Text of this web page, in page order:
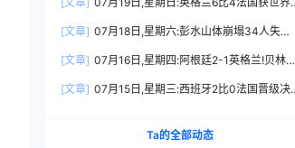
被查?
[文章] 07月18日,星期六:彭水山体崩塌34人失联!
大会开幕
[文章] 07月16日,星期四:阿根廷2-1英格兰!贝林厄
[文章] 07月15日,星期三:西班牙2比0法国晋级决
Ta的全部动态